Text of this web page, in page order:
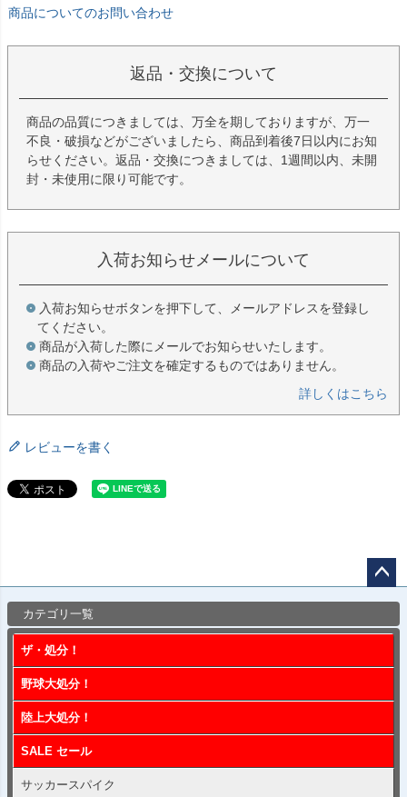
商品についてのお問い合わせ
返品・交換について
商品の品質につきましては、万全を期しておりますが、万一
不良・破損などがございましたら、商品到着後7日以内にお知
らせください。返品・交換につきましては、1週間以内、未開
封・未使用に限り可能です。
入荷お知らせメールについて
入荷お知らせボタンを押下して、メールアドレスを登録し
てください。
商品が入荷した際にメールでお知らせいたします。
商品の入荷やご注文を確定するものではありません。
詳しくはこちら
レビューを書く
カテゴリ一覧
ザ・処分！
野球大処分！
陸上大処分！
SALE セール
サッカースパイク
ップ